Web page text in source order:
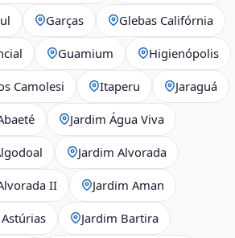
Garças Glebas Califórnia
Guamium Higienópolis
Camolesi Itaperu Jaraguá
Jardim Água Viva
Jardim Alvorada
II Jardim Aman
Jardim Bartira